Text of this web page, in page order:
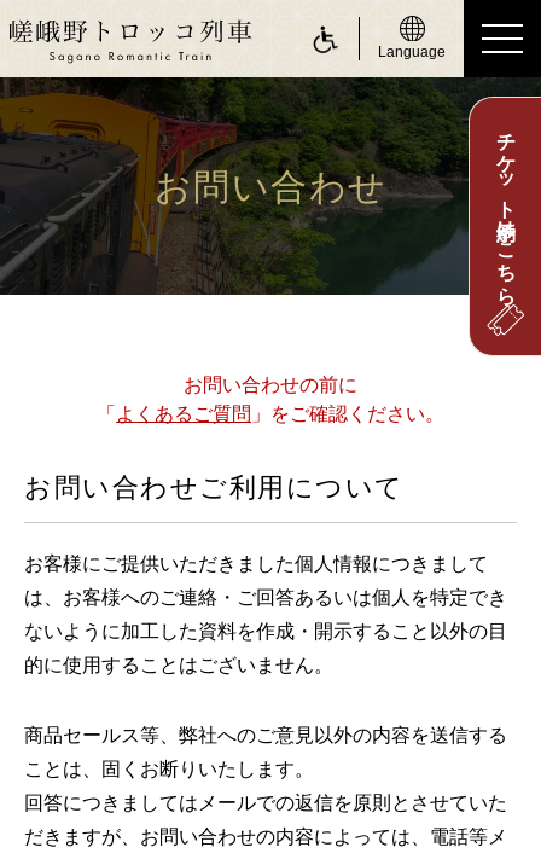
Language
ride a Sagano Romantic Train
トロッコに乗る
運行日のご案内
時刻表のご案内
お身体の不自由なお客さまへ
嵯峨野トロッコについて
嵯峨野トロッコ列車とは
季節ごとの楽しみ方
ツアー紹介
お知らせ
station information
各駅情報
チケット予約はこちら
お問い合わせ
お問い合わせの前に
「 よくあるご質問 」をご確認ください。
お問い合わせご利用について
お客様にご提供いただきました個人情報につきまして
は、お客様へのご連絡・ご回答あるいは個人を特定でき
ないように加工した資料を作成・開示すること以外の目
的に使用することはございません。
商品セールス等、弊社へのご意見以外の内容を送信する
ことは、固くお断りいたします。
回答につきましてはメールでの返信を原則とさせていた
だきますが、お問い合わせの内容によっては、電話等メ